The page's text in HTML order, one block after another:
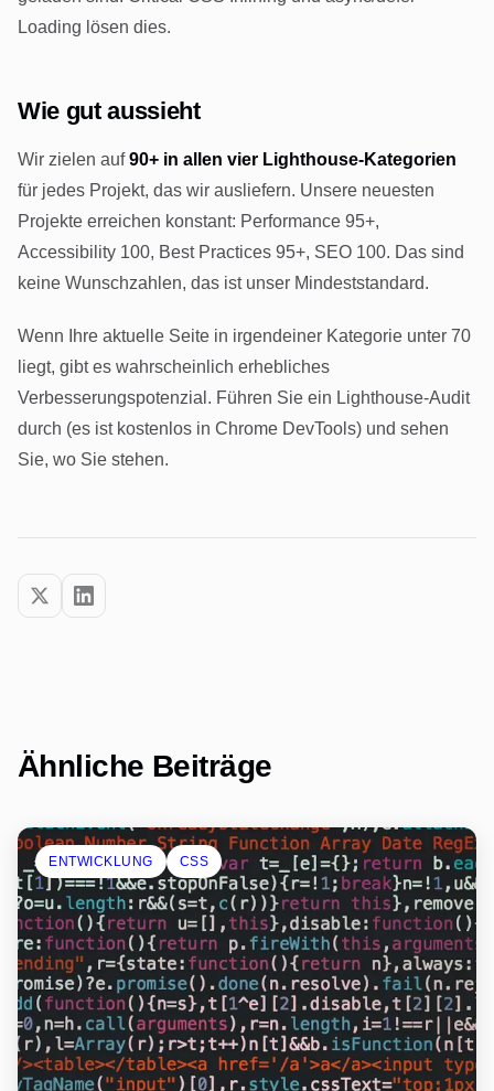
Loading lösen dies.
Wie gut aussieht
Wir zielen auf90+ in allen vier Lighthouse-Kategorien
für jedes Projekt, das wir ausliefern. Unsere neuesten
Projekte erreichen konstant: Performance 95+,
Accessibility 100, Best Practices 95+, SEO 100. Das sind
keine Wunschzahlen, das ist unser Mindeststandard.
Wenn Ihre aktuelle Seite in irgendeiner Kategorie unter 70
liegt, gibt es wahrscheinlich erhebliches
Verbesserungspotenzial. Führen Sie ein Lighthouse-Audit
durch (es ist kostenlos in Chrome DevTools) und sehen
Sie, wo Sie stehen.
Ähnliche Beiträge
ENTWICKLUNG CSS